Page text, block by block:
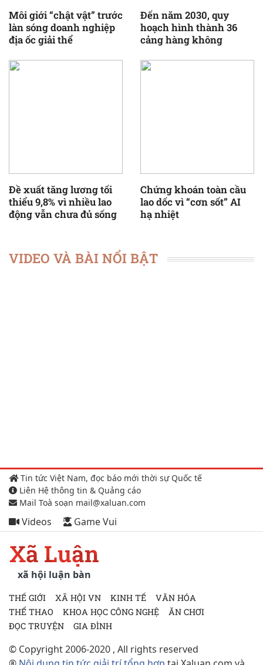
Môi giới “chật vật” trước
làn sóng doanh nghiệp
địa ốc giải thể
Đến năm 2030, quy
hoạch hình thành 36
cảng hàng không
Đề xuất tăng lương tối
thiểu 9,8% vì nhiều lao
động vẫn chưa đủ sống
Chứng khoán toàn cầu
lao dốc vì “cơn sốt” AI
hạ nhiệt
VIDEO VÀ BÀI NỔI BẬT
Tin tức Việt Nam, đọc báo mới thời sự Quốc tế
Liên Hệ thông tin & Quảng cáo
Mail Toà soạn mail@xaluan.com
Videos Game Vui
Xã Luận
xã hội luận bàn
THẾ GIỚI XÃ HỘI VN KINH TẾ
VĂN HÓA
THỂ THAO
KHOA HỌC CÔNG NGHỆ
ĂN CHƠI
ĐỌC TRUYỆN
GIA ĐÌNH
© Copyright 2006-2020 , All rights reserved